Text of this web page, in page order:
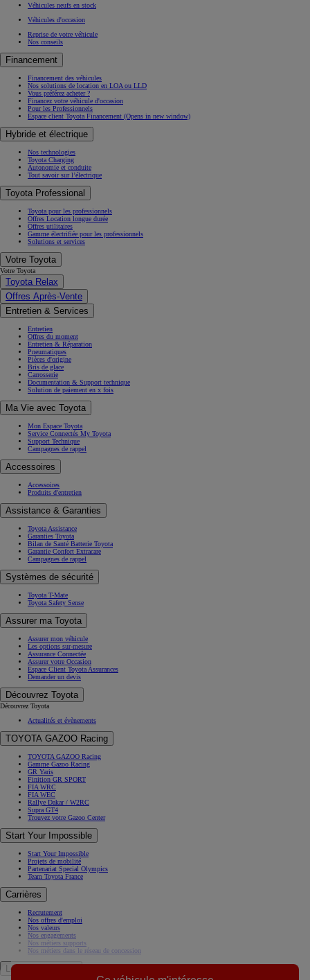
Véhicules neufs en stock
Véhicules d'occasion
Reprise de votre véhicule
Nos conseils
Financement
Financement des véhicules
Nos solutions de location en LOA ou LLD
Vous préférez acheter ?
Financez votre véhicule d'occasion
Pour les Professionnels
Espace client Toyota Financement (Opens in new window)
Hybride et électrique
Nos technologies
Toyota Charging
Autonomie et conduite
Tout savoir sur l’électrique
Toyota Professional
Toyota pour les professionnels
Offres Location longue durée
Offres utilitaires
Gamme électrifiée pour les professionnels
Solutions et services
Votre Toyota
Votre Toyota
Toyota Relax
Offres Après-Vente
Entretien & Services
Entretien
Offres du moment
Entretien & Réparation
Pneumatiques
Pièces d'origine
Bris de glace
Carrosserie
Documentation & Support technique
Solution de paiement en x fois
Ma Vie avec Toyota
Mon Espace Toyota
Service Connectés My Toyota
Support Technique
Campagnes de rappel
Accessoires
Accessoires
Produits d'entretien
Assistance & Garanties
Toyota Assistance
Garanties Toyota
Bilan de Santé Batterie Toyota
Garantie Confort Extracare
Campagnes de rappel
Systèmes de sécurité
Toyota T-Mate
Toyota Safety Sense
Assurer ma Toyota
Assurer mon véhicule
Les options sur-mesure
Assurance Connectée
Assurer votre Occasion
Espace Client Toyota Assurances
Demander un devis
Découvrez Toyota
Découvrez Toyota
Actualités et évènements
TOYOTA GAZOO Racing
TOYOTA GAZOO Racing
Gamme Gazoo Racing
GR Yaris
Finition GR SPORT
FIA WRC
FIA WEC
Rallye Dakar / W2RC
Supra GT4
Trouvez votre Gazoo Center
Start Your Impossible
Start Your Impossible
Projets de mobilité
Partenariat Special Olympics
Team Toyota France
Carrières
Recrutement
Nos offres d'emploi
Nos valeurs
Nos engagements
Nos métiers supports
Nos métiers dans le réseau de concession
Le Groupe Toyota